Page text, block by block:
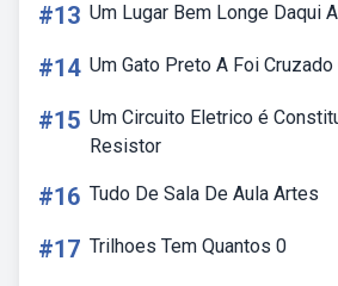
#13 Um Lugar Bem Longe Daqui
#14 Um Gato Preto A Foi Cruzado
#15 Um Circuito Eletrico é
Resistor
#16 Tudo De Sala De Aula Artes
#17 Trilhoes Tem Quantos 0